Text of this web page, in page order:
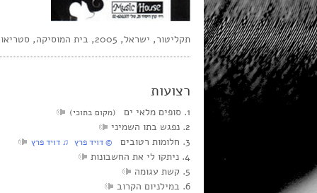
תקליטור, ישראל, 2005, בית המוסיקה, סטריאו
רצועות
1. סופים מלאי ים (מקום בתוכי)
2. נפגש בתו השמיני
3. חלומות רטובים
© דויד פרץ ♫ דויד פרץ
4. ניתקו לי את החשבונות
5. קשת עגומה
6. במילניום הקרוב